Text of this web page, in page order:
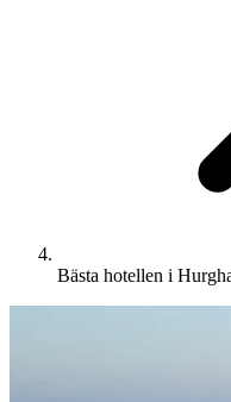
Bästa hotellen i